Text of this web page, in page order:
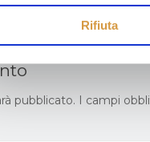
Rifiuta
pubblicato. I campi